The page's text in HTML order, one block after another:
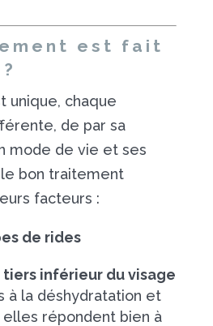
est fait
unique, chaque
de par sa
mode de vie et ses
bon traitement
facteurs :
de rides
tiers inférieur du visage
à la déshydratation et
elles répondent bien à